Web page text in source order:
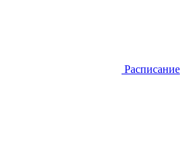
Расписание